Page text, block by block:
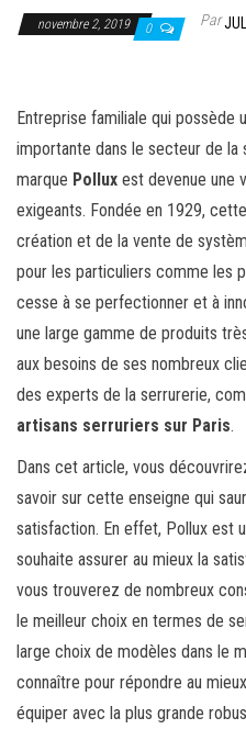
novembre 2, 2019 0 Par
Entreprise familiale qui possède
importante dans le secteur de la
marque Pollux est devenue une
exigeants. Fondée en 1929,
création et de la vente de
pour les particuliers comme les
cesse à se perfectionner et à
une large gamme de produits
aux besoins de ses nombreux
des experts de la serrurerie,
artisans serruriers sur Paris.
Dans cet article, vous
savoir sur cette enseigne qui
satisfaction. En effet, Pollux est
souhaite assurer au mieux la
vous trouverez de nombreux
le meilleur choix en termes de
large choix de modèles dans le
connaître pour répondre au
équiper avec la plus grande